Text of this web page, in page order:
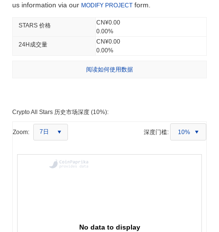
us information via our MODIFY PROJECT form.
STARS 价格
CN¥0.00
0.00%
24H成交量
CN¥0.00
0.00%
阅读如何使用数据
Crypto All Stars 历史市场深度 (10%):
Zoom: 7日 深度门槛: 10%
No data to display